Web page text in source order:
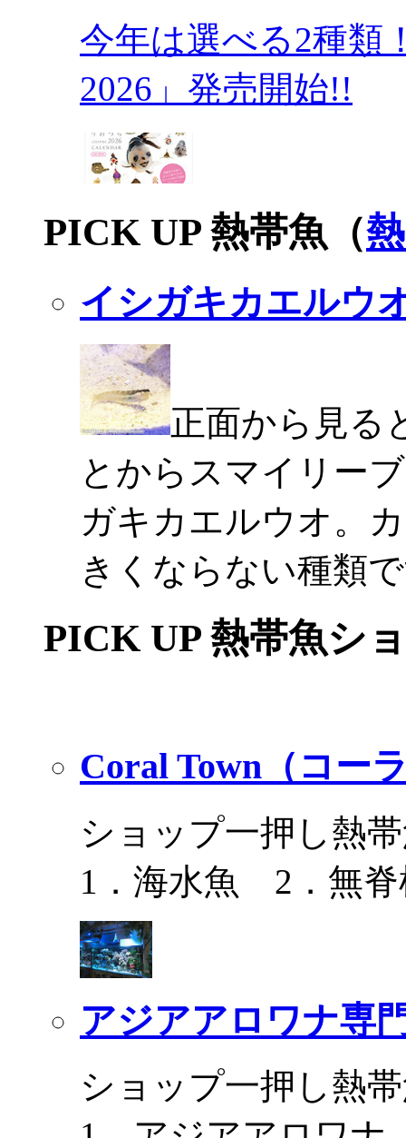
今年は選べる2種類
2026」発売開始!!
PICK UP 熱帯魚（
イシガキカエルウ
正面から見る
とからスマイリー
ガキカエルウオ。
きくならない種類
PICK UP 熱帯魚シ
Coral Town（コー
ショップ一押し熱
1．海水魚 2．無脊
アジアアロワナ専
ショップ一押し熱